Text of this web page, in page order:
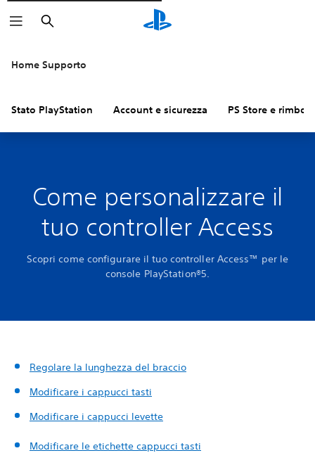
Cerca
Home Supporto
Stato PlayStation Account e sicurezza PS Store e
Come personalizzare il
tuo controller Access
Scopri come configurare il tuo controller Access™ per le
console PlayStation®5.
Regolare la lunghezza del braccio
Modificare i cappucci tasti
Modificare i cappucci levette
Modificare le etichette cappucci tasti